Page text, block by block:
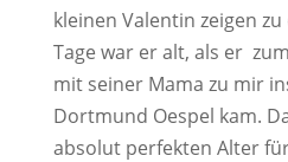
kleinen Valentin zeigen
Tage war er alt, als er
mit seiner Mama zu mir
Dortmund Oespel kam.
absolut perfekten Alter